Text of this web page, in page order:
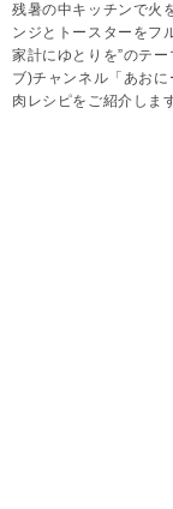
残暑の中キッチンで火
ンジとトースターをフ
家計にゆとりを”のテ
ブ)チャンネル「あお
肉レシピをご紹介しま